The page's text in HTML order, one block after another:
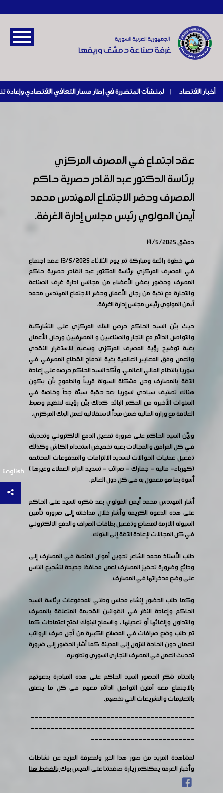
أخبار الاقتصاد |
English
عقد اجتماع في المصرف المركزي
برئاسة الدكتور عبد القادر حصرية حاكم
المصرف وحضر الاجتماع المهندس محمد
أيمن المولوي رئيس مجلس إدارة الغرفة.
دمشق 14/5/2025
في خطوة رائعة ومباركة تم يوم الثلاثاء 13/5/2025 عقد اجتماع
في المصرف المركزي برئاسة الدكتور عبد القادر حصرية حاكم
المصرف وحضور بعض الأعضاء من مجالس ادارة غرف الصناعة
والتجارة مع نخبة من رجال الأعمال وحضر الاجتماع المهندس محمد
أيمن المولوي رئيس مجلس إدارة الغرفة.
حيث بيّن السيد الحاكم حرص البنك المركزي على التشاركية
والتواصل الدائم مع التجار والصناعيين و المصرفيين ورجال الأعمال
بغية توضيح رؤية المصرف المركزي وسعيه للاستقرار النقدي
والعمل وفق المعايير العالمية بغية اندماج القطاع المصرفي في
سوريا بالنظام المالي العالمي، وأكد السيد الحاكم حرصه على إعادة
الثقة بالمصارف وحل مشكلة السيولة قريباً والطموح بأن يكون
هناك تصنيف سيادي لسوريا بعد حقبة سيئة جداً وخاصة في
السنوات الأخيرة من الحكم البائد، كذلك بيّن رؤيته لتنظيم وضبط
العلاقة مع وزارة المالية ضمن مبدأ الاستقلالية لعمل البنك المركزي.
وبيّن السيد الحاكم على ضرورة تفعيل الدفع الالكتروني وتحديثه
في كل المرافق والمجالات بغية تخفيض استخدام الكاش وكذلك
تفعيل عمليات الحوالات لتسديد الالتزامات والمدفوعات المختلفة
(كهرباء- مالية - جمارك - ضرائب - تسديد التزام العملاء وغيرها )
أسوة بما هو معمول به في كل دول العالم.
أشار المهندس محمد أيمن المولوي بعد شكره للسيد على الحاكم
على هذه الدعوة الكريمة وأشار خلال مداخلته إلى ضرورة تأمين
السيولة اللازمة للمصانع وتفعيل بطاقات الصراف والدفع الالكتروني
في كل المجالات لإعادة الثقة إلى البنوك.
طلب الأستاذ محمد الشاعر تحويل أموال المنصة في المصارف إلى
ودائع وضرورة تحفيز المصارف لعمل محافظ جديدة لتشجيع الناس
على وضع مدخراتها في المصارف.
وكما طلب الحضور إنشاء مجلس وطني للمدفوعات برئاسة السيد
الحاكم وإعادة النظر في القوانين القديمة المتعلقة بالمصرف
والتداول وإلغائها أو تعديلها ، والسماح للبنوك لفتح اعتمادات كما
تم طلب وضع صرافات في المصانع الكبيرة من أجل صرف الرواتب
للعمال دون الحاجة للنزول إلى المدينة كما أشار الحضور إلى ضرورة
تحديث العمل في المصرف التجاري السوري وتطويره.
بالختام شكر الحضور السيد الحاكم على هذه المبادرة بدعوتهم
بالاجتماع معه آملين التواصل الدائم معهم في كل ما يتعلق
بالتعليمات والتشريعات التي تخصهم.
-----------------------------------------
-----------------------------------------
--------------------------
لمشاهدة المزيد من صور هذا الخبر ولمعرفة المزيد عن نشاطات
وأخبار الغرفة يمكنكم زيارة صفحتنا على الفيس بوكبالضغط هنا